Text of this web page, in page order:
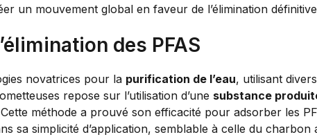
un mouvement global en faveur de l’élimination
des PFAS
novatrices pour la purification de l’eau, utilisant
repose sur l’utilisation d’une substance
méthode a prouvé son efficacité pour adsorber les
sa simplicité d’application, semblable à celle du